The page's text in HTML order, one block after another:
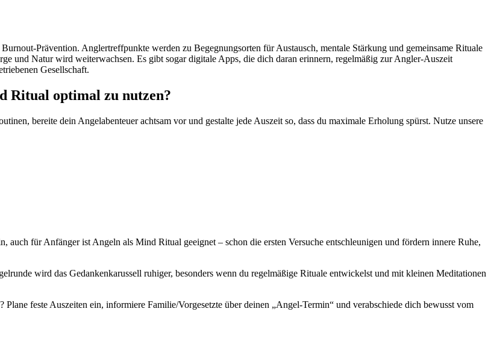
Prävention. Anglertreffpunkte werden zu Begegnungsorten für Austausch, mentale Stärkung und gemeinsame Rituale
und Natur wird weiterwachsen. Es gibt sogar digitale Apps, die dich daran erinnern, regelmäßig zur Angler-Auszeit
Gesellschaft.
Ritual optimal zu nutzen?
bereite dein Angelabenteuer achtsam vor und gestalte jede Auszeit so, dass du maximale Erholung spürst. Nutze unsere
auch für Anfänger ist Angeln als Mind Ritual geeignet – schon die ersten Versuche entschleunigen und fördern innere Ruhe,
wird das Gedankenkarussell ruhiger, besonders wenn du regelmäßige Rituale entwickelst und mit kleinen Meditationen
feste Auszeiten ein, informiere Familie/Vorgesetzte über deinen „Angel-Termin“ und verabschiede dich bewusst vom